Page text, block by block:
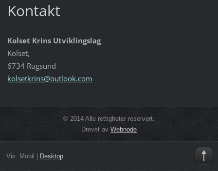
Kontakt
Kolset Krins Utviklingslag
Kolset,
6734 Rugsund
kolsetkrins@outlook.com
© 2014 Alle rettigheter reservert.
Drevet av Webnode
Vis: Mobil Desktop